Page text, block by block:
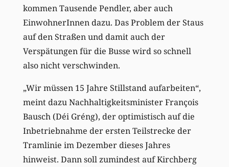
kommen Tausende Pendler, aber auch
EinwohnerInnen dazu. Das Problem der Staus
auf den Straßen und damit auch der
Verspätungen für die Busse wird so schnell
also nicht verschwinden.
„Wir müssen 15 Jahre Stillstand aufarbeiten“,
meint dazu Nachhaltigkeitsminister François
Bausch (Déi Gréng), der optimistisch auf die
Inbetriebnahme der ersten Teilstrecke der
Tramlinie im Dezember dieses Jahres
hinweist. Dann soll zumindest auf Kirchberg